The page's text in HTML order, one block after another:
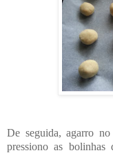
De seguida, agarro
pressiono as bolinhas